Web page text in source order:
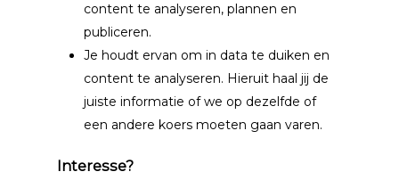
content te analyseren, plannen en
publiceren.
Je houdt ervan om in data te duiken en
content te analyseren. Hieruit haal jij de
juiste informatie of we op dezelfde of
een andere koers moeten gaan varen.
Interesse?